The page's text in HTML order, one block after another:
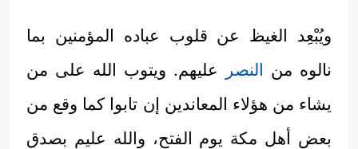
ويُبْعِد الغيظ عن قلوب عباده المؤمنين بما
نالوه من النصر عليهم. ويتوب الله على من
يشاء من هؤلاء المعاندين إن تابوا كما وقع من
بعض أهل مكة يوم الفتح، والله عليم بصدق